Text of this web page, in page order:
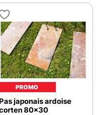
PROMO
Pas japonais ardoise
80x30